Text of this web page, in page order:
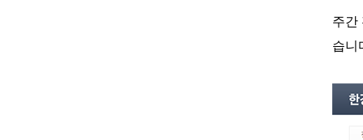
주간
습니